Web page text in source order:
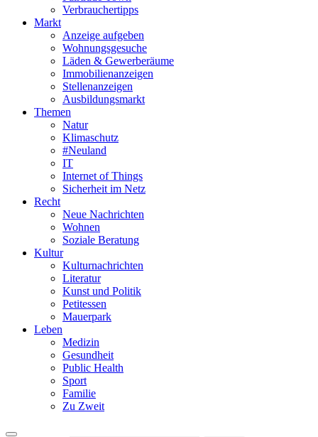
Verbrauchertipps
Markt
Anzeige aufgeben
Wohnungsgesuche
Läden & Gewerberäume
Immobilienanzeigen
Stellenanzeigen
Ausbildungsmarkt
Themen
Natur
Klimaschutz
#Neuland
IT
Internet of Things
Sicherheit im Netz
Recht
Neue Nachrichten
Wohnen
Soziale Beratung
Kultur
Kulturnachrichten
Literatur
Kunst und Politik
Petitessen
Mauerpark
Leben
Medizin
Gesundheit
Public Health
Sport
Familie
Zu Zweit